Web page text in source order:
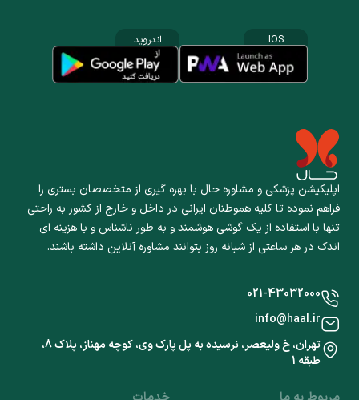
اپلیکیشن پزشکی و مشاوره حال با بهره گیری از متخصصان بستری را
فراهم نموده تا کلیه هموطنان ایرانی در داخل و خارج از کشور به راحتی
تنها با استفاده از یک گوشی هوشمند و به طور ناشناس و با هزینه ای
اندک در هر ساعتی از شبانه روز بتوانند مشاوره آنلاین داشته باشند.
IOS اندروید
021-43032000
info@haal.ir
تهران، خ ولیعصر، نرسیده به پل پارک وی، کوچه مهناز، پلاک 8،
طبقه 1